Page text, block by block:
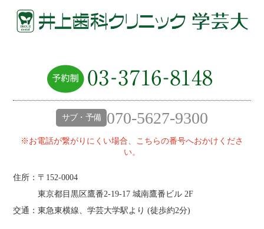
サブ・予備 070-5627-9300
※お電話が繋がりにくい場合、こちらの番号へおかけくださ
い。
住所：〒152-0004
東京都目黒区鷹番2‐19‐17 城南鷹番ビル 2F
交通：東急東横線、学芸大学駅より (徒歩約2分)